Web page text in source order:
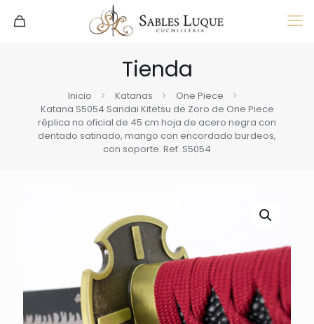
Tienda
Inicio Katanas
One Piece
Katana S5054 Sandai Kitetsu de Zoro de One Piece
réplica no oficial de 45 cm hoja de acero negra con
dentado satinado, mango con encordado burdeos,
con soporte. Ref. S5054